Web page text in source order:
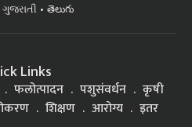
ગુજરાતી తెలుగు
Links
फलोत्पादन पशुसंवर्धन
कृषी
शिक्षण आरोग्य इतर